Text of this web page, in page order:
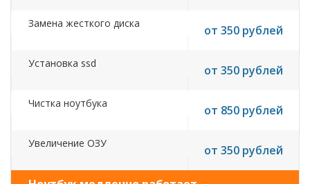
Замена жесткого диска от 350 рублей
Установка ssd от 350 рублей
Чистка ноутбука от 850 рублей
Увеличение ОЗУ от 350 рублей